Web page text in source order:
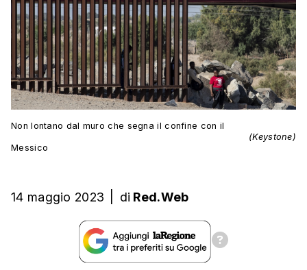
Non lontano dal muro che segna il confine con il
Messico
(Keystone)
14 maggio 2023 di Red.Web